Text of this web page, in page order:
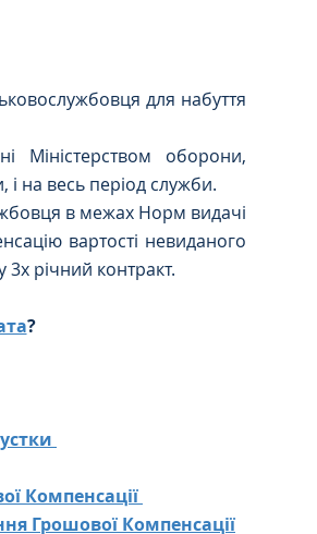
для набуття
Міністерством оборони,
і на весь період служби.
в межах Норм видачі
вартості невиданого
річний контракт.
?
Компенсації
Грошової Компенсації